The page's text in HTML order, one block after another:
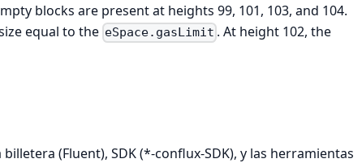
blocks are present at heights 99, 101, 103, and 104.
equal to the eSpace.gasLimit . At height 102, the
(Fluent), SDK (*-conflux-SDK), y las herramientas